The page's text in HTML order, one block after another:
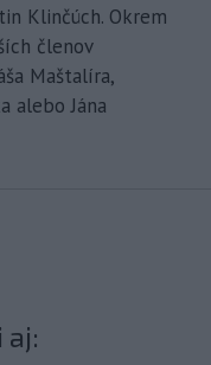
Klinčúch. Okrem
členov
Maštalíra,
alebo Jána
aj: